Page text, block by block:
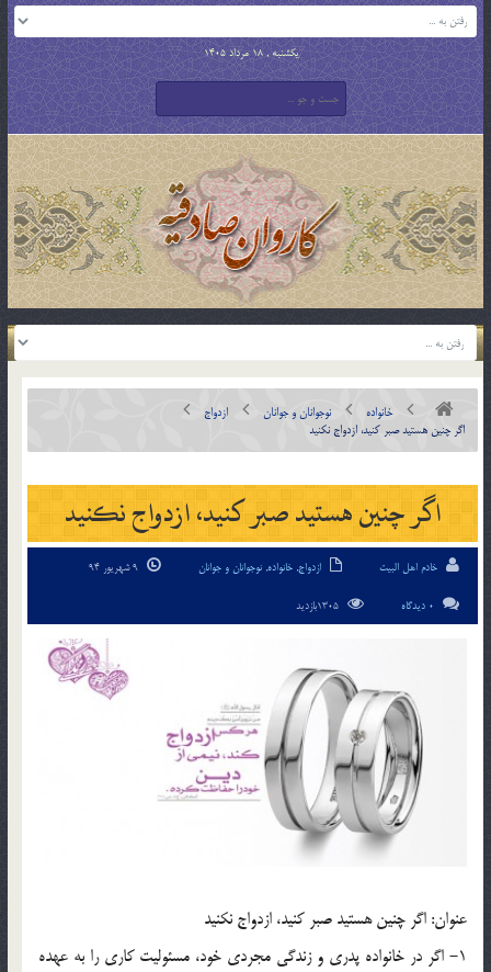
یکشنبه , 18 مرداد 1405
خانواده نوجوانان و جوانان
ازدواج
اگر چنين هستيد صبر کنيد، ازدواج نکنيد
اگر چنين هستيد صبر کنيد، ازدواج نکنيد
خادم اهل البیت ازدواج, خانواده, نوجوانان و جوانان
0 دیدگاه
عنوان: اگر چنين هستيد صبر کنيد، ازدواج نکنيد
1- اگر در خانواده پدري و زندگي مجردي خود، مسئوليت کاري را به عهده